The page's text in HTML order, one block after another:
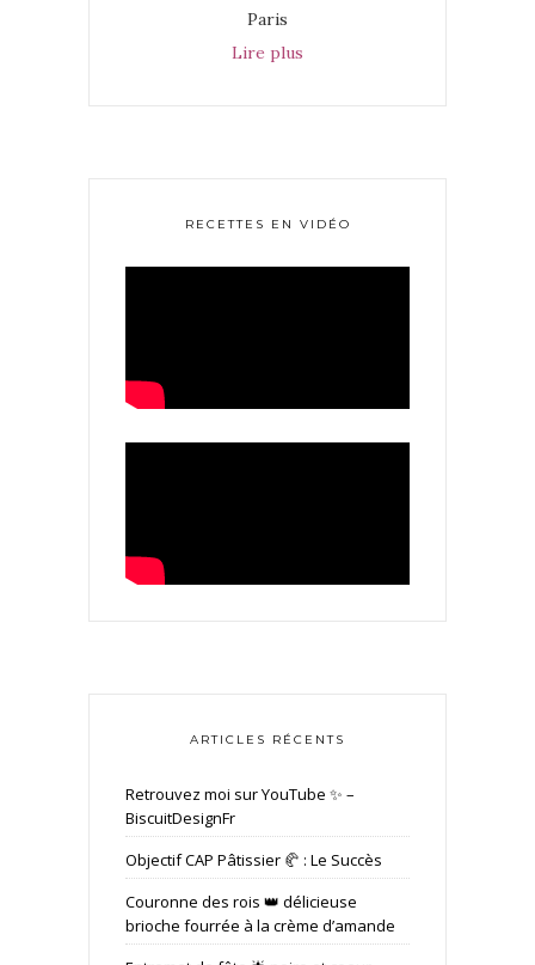
Paris
Lire plus
RECETTES EN VIDÉO
ARTICLES RÉCENTS
Retrouvez moi sur YouTube ✨ –
BiscuitDesignFr
Objectif CAP Pâtissier 🥐 : Le Succès
Couronne des rois 👑 délicieuse
brioche fourrée à la crème d’amande